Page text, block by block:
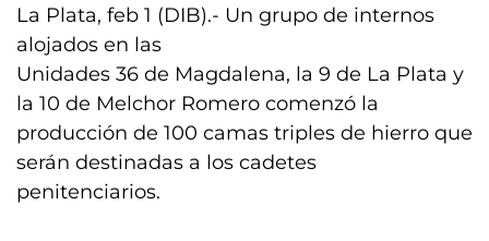
La Plata, feb 1 (DIB).- Un grupo de internos
alojados en las
Unidades 36 de Magdalena, la 9 de La Plata y
la 10 de Melchor Romero comenzó la
producción de 100 camas triples de hierro que
serán destinadas a los cadetes
penitenciarios.